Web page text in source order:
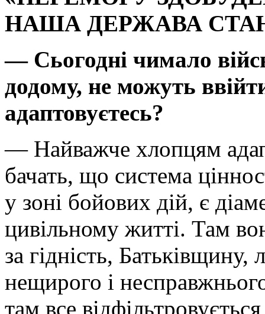
НАША ДЕРЖАВА
— Сьогодні чимало
додому, не можуть
адаптовуєтесь?
— Найважче хлопцям
бачать, що система
у зоні бойових дій, є
цивільному житті. Там
за гідність,
нещирого і
там все